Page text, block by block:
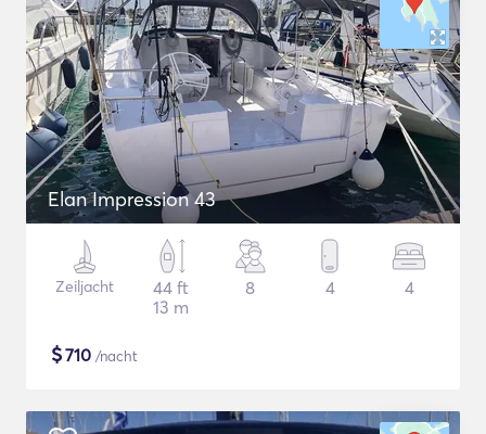
Elan Impression 43
Zeiljacht
44 ft
13 m
8 4 4
$710 /nacht